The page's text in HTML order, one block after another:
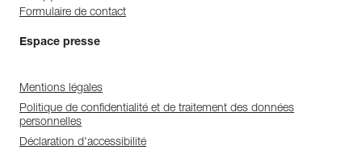
Formulaire de contact
Espace presse
Mentions légales
Politique de confidentialité et de traitement des données
personnelles
Déclaration d'accessibilité